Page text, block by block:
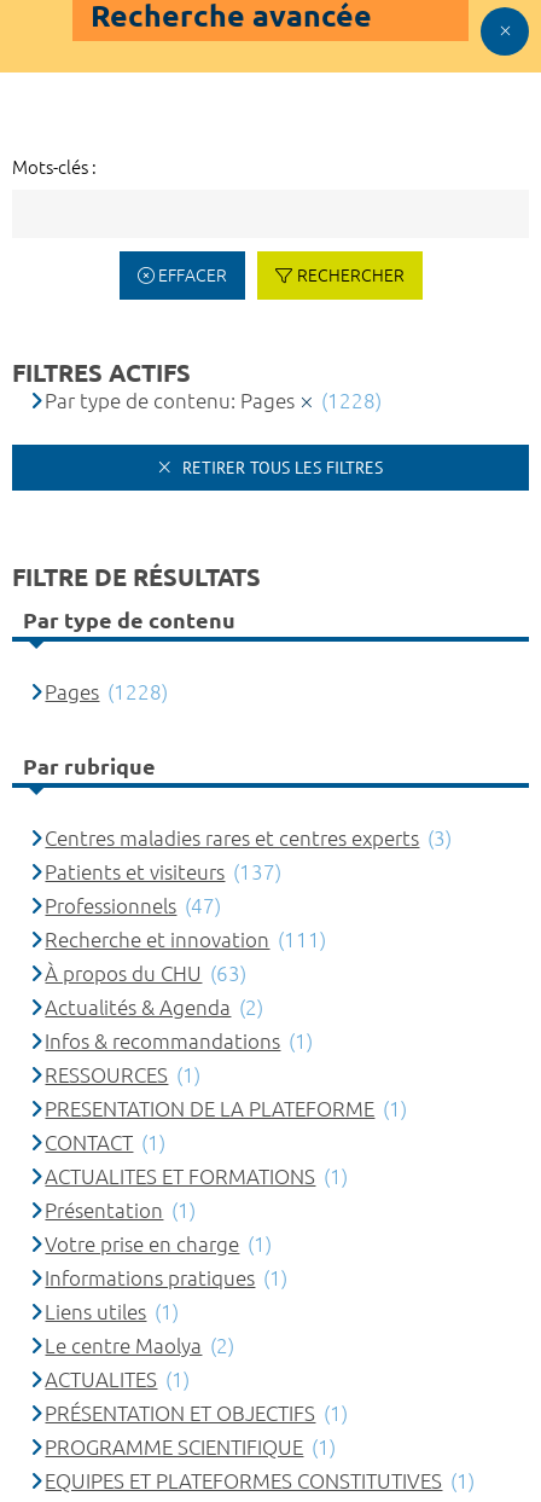
Recherche avancée
Mots-clés :
EFFACER RECHERCHER
FILTRES ACTIFS
Par type de contenu: Pages (1228)
RETIRER TOUS LES FILTRES
FILTRE DE RÉSULTATS
Par type de contenu
Pages (1228)
Par rubrique
Centres maladies rares et centres experts (3)
Patients et visiteurs (137)
Professionnels (47)
Recherche et innovation (111)
À propos du CHU (63)
Actualités & Agenda (2)
Infos & recommandations (1)
RESSOURCES (1)
PRESENTATION DE LA PLATEFORME (1)
CONTACT (1)
ACTUALITES ET FORMATIONS (1)
Présentation (1)
Votre prise en charge (1)
Informations pratiques (1)
Liens utiles (1)
Le centre Maolya (2)
ACTUALITES (1)
PRÉSENTATION ET OBJECTIFS (1)
PROGRAMME SCIENTIFIQUE (1)
EQUIPES ET PLATEFORMES CONSTITUTIVES (1)